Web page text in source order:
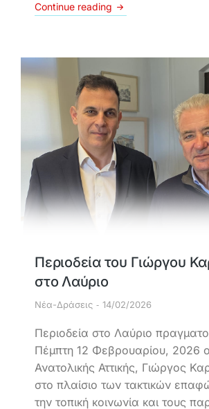
Continue reading
Περιοδεία του Γιώργου
στο Λαύριο
Νέα-Δράσεις 14/02/2026
Περιοδεία στο Λαύριο
Πέμπτη 12 Φεβρουαρίου, 2026
Ανατολικής Αττικής, Γιώργος
στο πλαίσιο των τακτικών
την τοπική κοινωνία και τους